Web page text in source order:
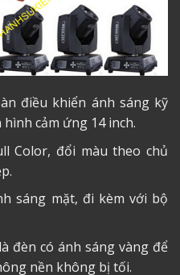
điều khiển ánh sáng kỹ
cảm ứng 14 inch.
Color, đổi màu theo chủ
sáng mặt, đi kèm với bộ
đèn có ánh sáng vàng để
nền không bị tối.